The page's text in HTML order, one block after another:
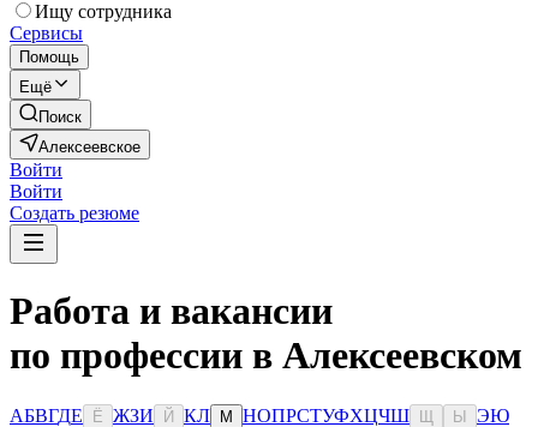
Ищу сотрудника
Сервисы
Помощь
Ещё
Поиск
Алексеевское
Войти
Войти
Создать резюме
Работа и вакансии
по профессии в Алексеевском
АБВГДЕ Ё ЖЗИ Й КЛ М НОПРСТУФХЦЧШ Ы ЭЮ